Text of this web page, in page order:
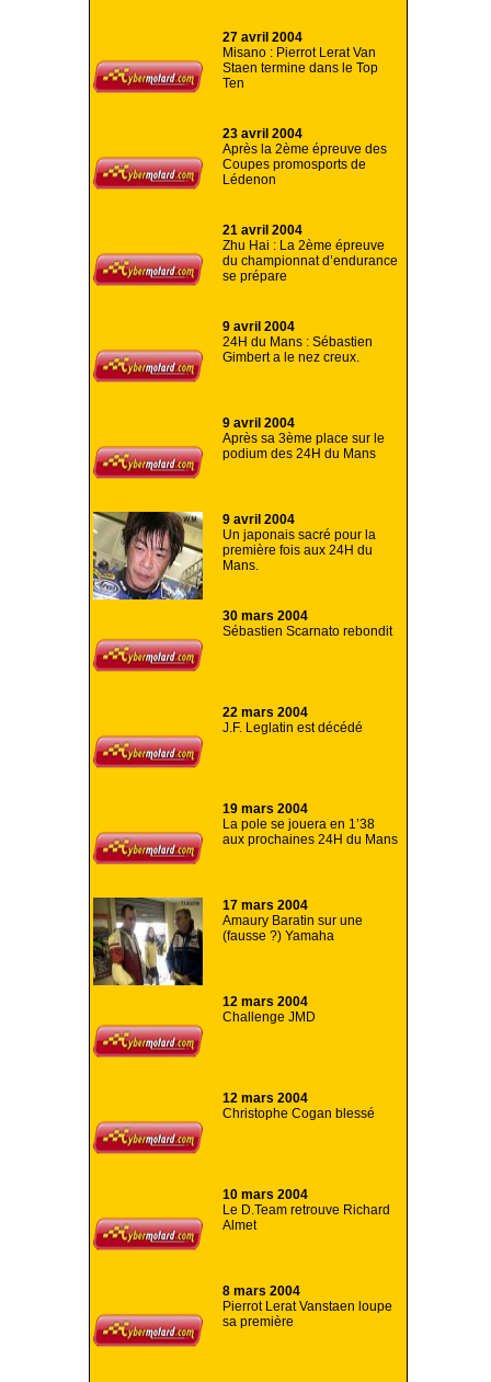
27 avril 2004
Misano : Pierrot Lerat Van
Staen termine dans le Top
Ten
23 avril 2004
Après la 2ème épreuve des
Coupes promosports de
Lédenon
21 avril 2004
Zhu Hai : La 2ème épreuve
du championnat d’endurance
se prépare
9 avril 2004
24H du Mans : Sébastien
Gimbert a le nez creux.
9 avril 2004
Après sa 3ème place sur le
podium des 24H du Mans
9 avril 2004
Un japonais sacré pour la
première fois aux 24H du
Mans.
30 mars 2004
Sébastien Scarnato rebondit
22 mars 2004
J.F. Leglatin est décédé
19 mars 2004
La pole se jouera en 1’38
aux prochaines 24H du Mans
17 mars 2004
Amaury Baratin sur une
(fausse ?) Yamaha
12 mars 2004
Challenge JMD
12 mars 2004
Christophe Cogan blessé
10 mars 2004
Le D.Team retrouve Richard
Almet
8 mars 2004
Pierrot Lerat Vanstaen loupe
sa première